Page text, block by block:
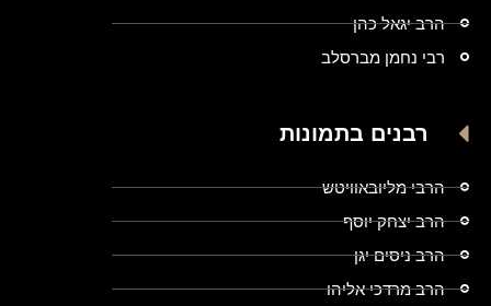
הרב יגאל כהן
רבי נחמן מברסלב
רבנים בתמונות
הרבי מליובאוויטש
הרב יצחק יוסף
הרב ניסים יגן
הרב מרדכי אליהו